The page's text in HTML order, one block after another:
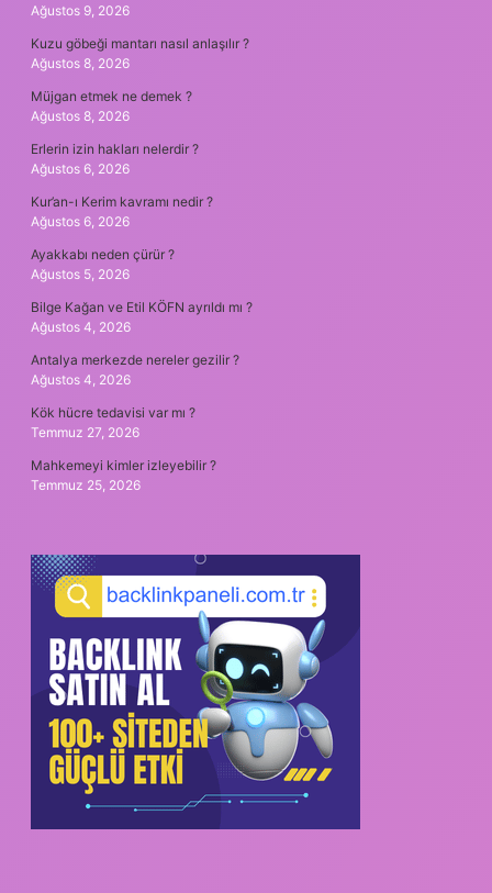
Ağustos 9, 2026
Kuzu göbeği mantarı nasıl anlaşılır ?
Ağustos 8, 2026
Müjgan etmek ne demek ?
Ağustos 8, 2026
Erlerin izin hakları nelerdir ?
Ağustos 6, 2026
Kur’an-ı Kerim kavramı nedir ?
Ağustos 6, 2026
Ayakkabı neden çürür ?
Ağustos 5, 2026
Bilge Kağan ve Etil KÖFN ayrıldı mı ?
Ağustos 4, 2026
Antalya merkezde nereler gezilir ?
Ağustos 4, 2026
Kök hücre tedavisi var mı ?
Temmuz 27, 2026
Mahkemeyi kimler izleyebilir ?
Temmuz 25, 2026